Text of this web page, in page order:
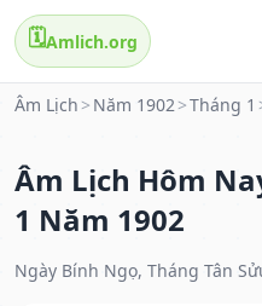
🗓️Amlich.org
Âm Lịch > Năm 1902>Tháng 1
Âm Lịch Hôm
1 Năm 1902
Ngày Bính Ngọ, Tháng Tân